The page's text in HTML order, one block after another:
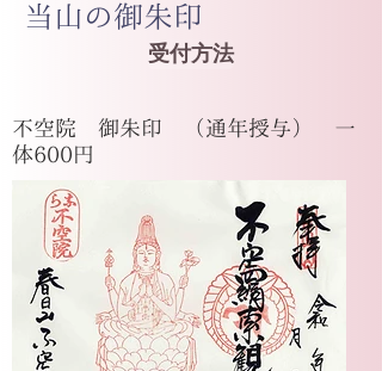
当山の御朱印
受付方法
​不空院 御朱印 （通年授与） 一
体600円